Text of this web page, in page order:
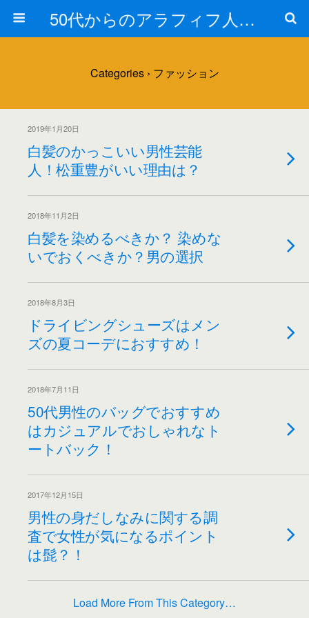
50代からのアラフィフ人生の楽しみ方
Categories › ファッション
2019年1月20日
白髪のかっこいい男性芸能
人！松重豊がいい理由は？
2018年11月2日
白髪を染めるべきか？ 染めな
いでおくべきか？男の選択
2018年8月3日
ドライビングシューズはメン
ズの夏コーデにおすすめ！
2018年7月11日
50代男性のバッグでおすすめ
はカジュアルでおしゃれなト
ートバック！
2017年12月15日
男性の身だしなみに関する調
査で女性が気になるポイント
は髭？！
Load More From This Category…